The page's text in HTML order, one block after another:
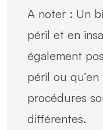
A noter : Un
péril et en
également
péril ou
procédures
différentes.